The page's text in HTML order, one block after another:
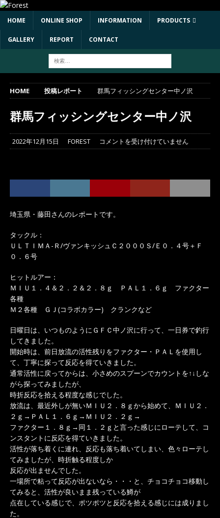
HOME ONLINE SHOP INFORMATION PRODUCTS
GALLERY REPORT CONTACT
HOME 投稿レポート 群馬フィッシングセンター中ノ沢
群馬フィッシングセンター中ノ沢
2022年12月15日 FOREST コメントを受け付けていません
埼玉県・藤田さんのレポートです。
タックル：
ＵＬＴＩＭＡ-Ｒ/ヴァンキッシュＣ２０００Ｓ/Ｅ０．４号＋Ｆ
０．６号
ヒットルアー：
ＭＩＵ１．４＆２．２＆２．８ｇ ＰＡＬ１．６ｇ ファクター
各種
Ｍ２各種 ＧＪ(コラボカラー) クランクなど
日曜日は、いつものようにＧＦＣ中ノ沢に行って、一日券で釣行
してきました。
開始時は、前日放流の活性残りをファクター・ＰＡＬを使用し
て、丁寧に探って反応を得ていきました。
通常活性に戻ってからは、小さめのスプーンでカウントを↑↓しな
がら探ってみましたが、
時折反応を拾える程度な感じでした。
放流は、最近外しが無いＭＩＵ２．８ｇから始めて、ＭＩＵ２．
２ｇ→ＰＡＬ１．６ｇ→ＭＩＵ２．２ｇ→
ファクター１．８ｇ→同１．２ｇと言った感じにローテして、コ
ンスタントに反応を得ていきました。
活性が落ち着くに連れ、反応も落ち着いてしまい、色々ローテし
てみましたが、時折触る程度しか
反応が出ませんでした。
一場所で粘って反応が出ないなら・・・と、チョコチョコ移動し
てみると、活性が良いまま残っている鱒が
点在している感じで、ポツポツと反応を拾える感じには成りまし
た。